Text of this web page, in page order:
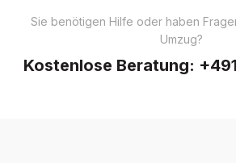
Sie benötigen Hilfe oder haben
Umzug?
Kostenlose Beratung: